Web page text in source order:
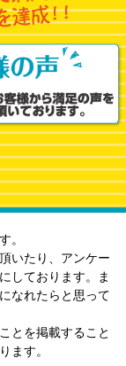
。
いたり、アンケー
しております。ま
なれたらと思って
とを掲載すること
ます。